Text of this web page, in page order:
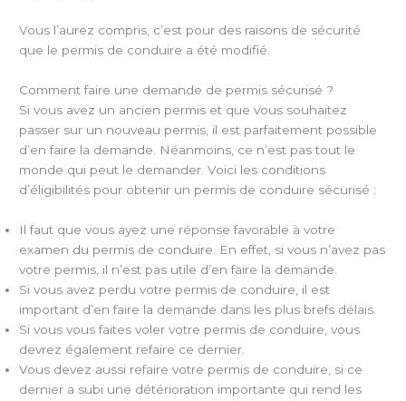
Vous l’aurez compris, c’est pour des raisons de sécurité
que le permis de conduire a été modifié.
Comment faire une demande de permis sécurisé ?
Si vous avez un ancien permis et que vous souhaitez
passer sur un nouveau permis, il est parfaitement possible
d’en faire la demande. Néanmoins, ce n’est pas tout le
monde qui peut le demander. Voici les conditions
d’éligibilités pour obtenir un permis de conduire sécurisé :
Il faut que vous ayez une réponse favorable à votre
examen du permis de conduire. En effet, si vous n’avez pas
votre permis, il n’est pas utile d’en faire la demande.
Si vous avez perdu votre permis de conduire, il est
important d’en faire la demande dans les plus brefs délais.
Si vous vous faites voler votre permis de conduire, vous
devrez également refaire ce dernier.
Vous devez aussi refaire votre permis de conduire, si ce
dernier a subi une détérioration importante qui rend les